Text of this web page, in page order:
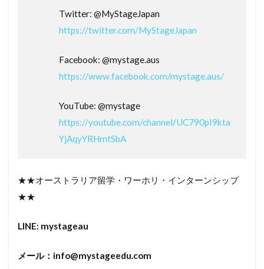
Twitter: @MyStageJapan
https://twitter.com/MyStageJapan
Facebook: @mystage.aus
https://www.facebook.com/mystage.aus/
YouTube: @mystage
https://youtube.com/channel/UC790pI9kta
YjAqyYRHmtSbA
★★オーストラリア留学・ワーホリ・インターンシップ
★★
LINE: mystageau
メール： info@mystageedu.com